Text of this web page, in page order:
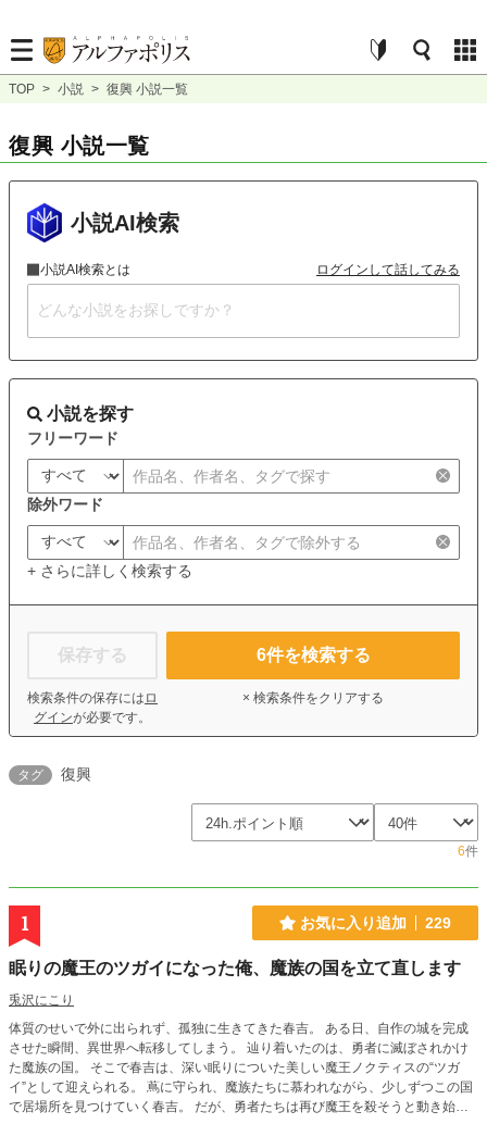
TOP > 小説 > 復興 小説一覧
復興 小説一覧
小説AI検索
小説AI検索とは ログインして話してみる
小説を探す
フリーワード
除外ワード
+ さらに詳しく検索する
保存する
検索条件の保存には ロ
グインが必要です。
6件を検索する
× 検索条件をクリアする
タグ 復興
6件
1 お気に入り追加 229
眠りの魔王のツガイになった俺、魔族の国を立て直します
兎沢にこり
体質のせいで外に出られず、孤独に生きてきた春吉。 ある日、自作の城を完成
させた瞬間、異世界へ転移してしまう。 辿り着いたのは、勇者に滅ぼされかけ
た魔族の国。 そこで春吉は、深い眠りについた美しい魔王ノクティスの“ツガ
イ”として迎えられる。 蔦に守られ、魔族たちに慕われながら、少しずつこの国
で居場所を見つけていく春吉。 だが、勇者たちは再び魔王を殺そうと動き始め